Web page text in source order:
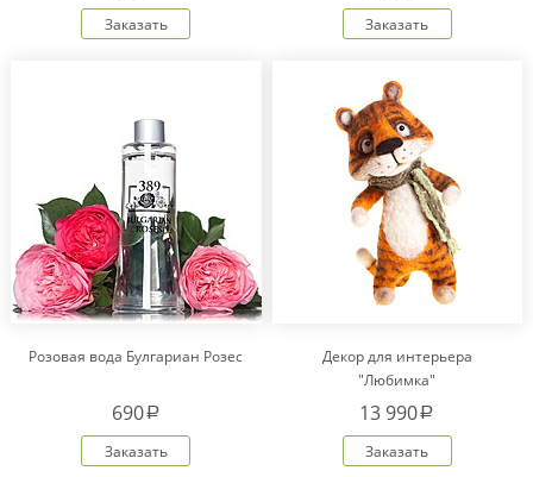
Заказать Заказать
Розовая вода Булгариан Розес
690a
Заказать
Декор для интерьера
"Любимка"
13 990a
Заказать